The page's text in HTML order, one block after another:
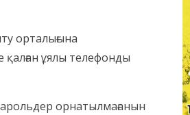
орталығына
қалған ұялы телефонды
орнатылмағанын